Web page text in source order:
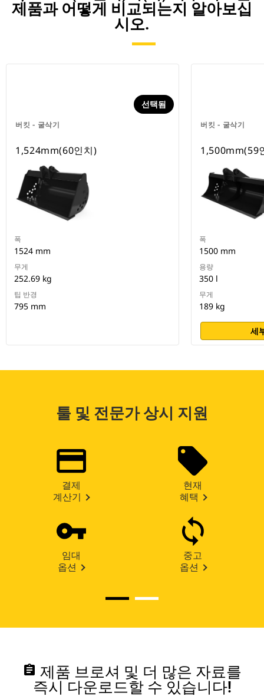
제품과 어떻게 비교되는지 알아보십
시오.
버킷 - 굴삭기
선택됨
1,524mm(60인치)
폭
1524 mm
무게
252.69 kg
팁 반경
795 mm
버킷 - 굴삭기
1,500mm(59
폭
1500 mm
용량
350 l
무게
189 kg
세
툴 및 전문가 상시 지원
결제
계산기
현재
혜택
임대
옵션
중고
옵션
assignment 제품 브로셔 및 더 많은 자료를
즉시 다운로드할 수 있습니다!